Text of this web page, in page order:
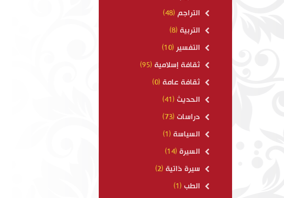
التراجم (48)
التربية (8)
التفسير (10)
ثقافة إسلامية (95)
ثقافة عامة (0)
الحديث (41)
دراسات (73)
السياسة (1)
السيرة (14)
سيرة ذاتية (2)
الطب (1)